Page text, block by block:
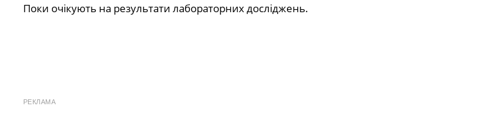
Поки очікують на результати лабораторних досліджень.
РЕКЛАМА